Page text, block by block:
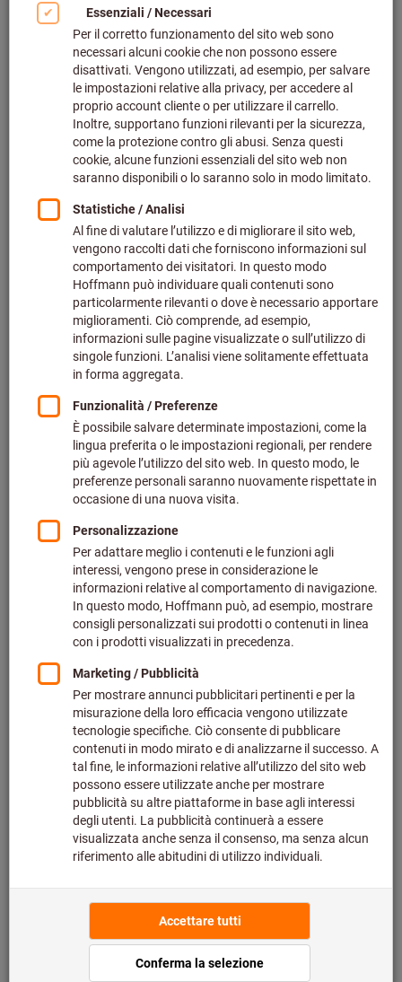
Fare clic per ingrandire l‘immagine
più IVA all’aliquota corrente
Effettua il loginper vedere i tuoi prezzi dedicati.
Nel carrello
Disponibile a magazzino
Aggiungi alla lista dei preferiti Condividi articolo
Catalogo sfogliabile
Dettagli prodotto
Descrizione